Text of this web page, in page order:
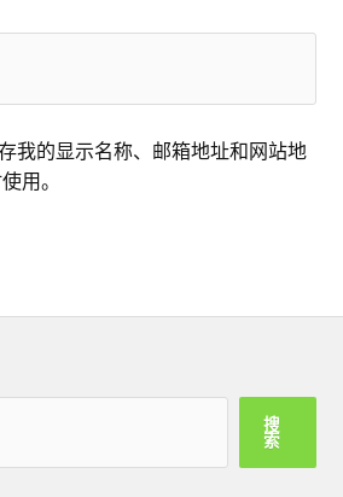
我的显示名称、邮箱地址和网站地
用。
搜
索